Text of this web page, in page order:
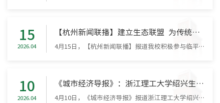
15
2026.04
【杭州新闻联播】建立生态联盟 为传统纺织产业谋发展新路
4月15日，【杭州新闻联播】报道我校积极参与临平区运河街道“296X”产业赋能五大行动暨环杭州湾现代纺织与服装产业集群发展会。原文如下：建立生态联盟为传统纺织产业谋发展新路昨日，“296X”产业赋能五大行动暨环杭州湾现代纺织与服装产业集群发展会举行。会上“‘环杭州湾纺织服装’AI赋能生态联盟”正式揭牌，杭州、宁波、湖州、嘉兴、绍兴五市联动，促成多个合作项目签约，涵盖“技术研发＋产销联动+品牌共建”全链条。浙...
10
2026.04
《城市经济导报》：浙江理工大学绍兴生物医药研究院服务绍兴滨海新区高质量发展纪实
4月10日，《城市经济导报》报道浙江理工大学绍兴生物医药研究院在平台建设、人才引育、技术创新及产业服务等方面取得的卓越成效。原文如下：校企共舞赋能科技 星耀滨海产业兴城——浙江理工大学绍兴生物医药研究院服务绍兴滨海新区高质量发展纪实引言：一场校地“双向奔赴”的时代答卷在长三角一体化发展国家战略深入推进、浙江省“两个先行”奋斗目标全面践行的时代浪潮下，位于杭州湾南翼的绍兴滨海新区，正以“万亩千亿”的...